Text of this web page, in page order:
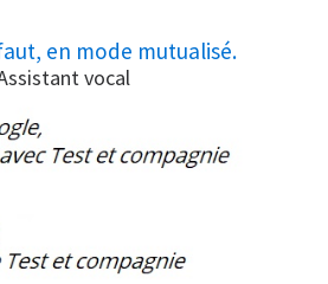
en mode mutualisé.
vocal